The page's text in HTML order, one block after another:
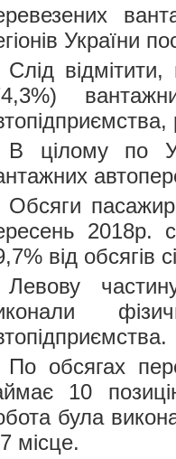
України
Слід
В цілому по
Обсяги
2018р.
від обсягів
Левову
По обсягах
10
була
місце.